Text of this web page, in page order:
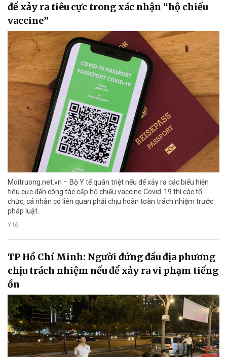
để xảy ra tiêu cực trong xác nhận “hộ chiếu
vaccine”
Moitruong.net.vn – Bộ Y tế quán triệt nếu để xảy ra các biểu hiện
tiêu cực đến công tác cấp hộ chiếu vaccine Covid-19 thì các tổ
chức, cá nhân có liên quan phải chịu hoàn toàn trách nhiệm trước
pháp luật.
Y tế
TP Hồ Chí Minh: Người đứng đầu địa phương
chịu trách nhiệm nếu để xảy ra vi phạm tiếng
ồn